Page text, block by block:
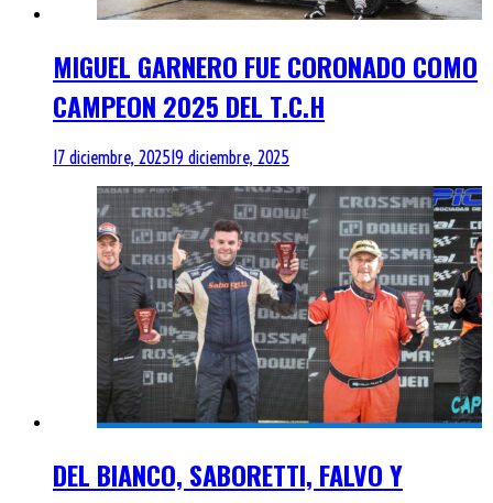
MIGUEL GARNERO FUE CORONADO COMO
CAMPEON 2025 DEL T.C.H
17 diciembre, 202519 diciembre, 2025
DEL BIANCO, SABORETTI, FALVO Y